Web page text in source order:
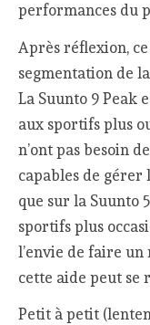
performances du
Après réflexion,
segmentation de
La Suunto 9 Peak
aux sportifs plus
n’ont pas besoin
capables de gérer
que sur la Suunto
sportifs plus
l’envie de faire
cette aide peut se
Petit à petit